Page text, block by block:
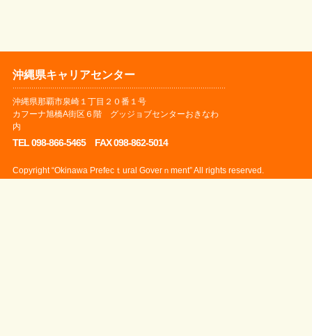
沖縄県キャリアセンター
沖縄県那覇市泉崎１丁目２０番１号
カフーナ旭橋A街区６階 グッジョブセンターおきなわ
内
TEL 098-866-5465 FAX 098-862-5014
Copyright “Okinawa Prefecｔural Goverｎment” All rights reserved.